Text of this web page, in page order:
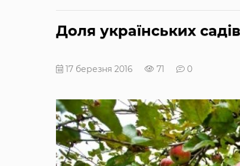
Доля українських
17 березня 2016 71 0